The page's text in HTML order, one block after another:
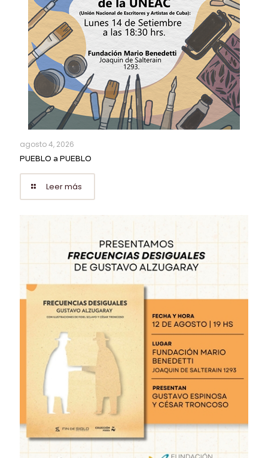
agosto 4, 2026
PUEBLO a PUEBLO
Leer más